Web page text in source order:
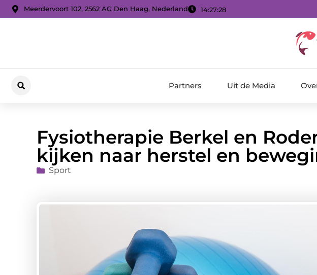
Meerdervoort 102, 2562 AG Den Haag, Nederland 14:27:29
Partners Uit de Media
Fysiotherapie Berkel en
kijken naar herstel en
Sport